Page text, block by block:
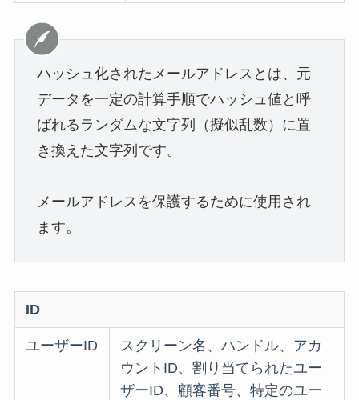
ハッシュ化されたメールアドレスとは、元
データを一定の計算手順でハッシュ値と呼
ばれるランダムな文字列（擬似乱数）に置
き換えた文字列です。
メールアドレスを保護するために使用され
ます。
ID
ユーザーID
スクリーン名、ハンドル、アカ
ウントID、割り当てられたユー
ザーID、顧客番号、特定のユー